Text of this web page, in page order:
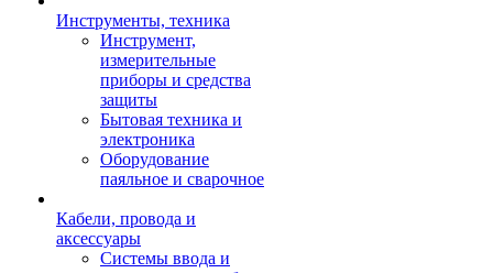
Инструменты, техника
Инструмент,
измерительные
приборы и средства
защиты
Бытовая техника и
электроника
Оборудование
паяльное и сварочное
Кабели, провода и
аксессуары
Системы ввода и